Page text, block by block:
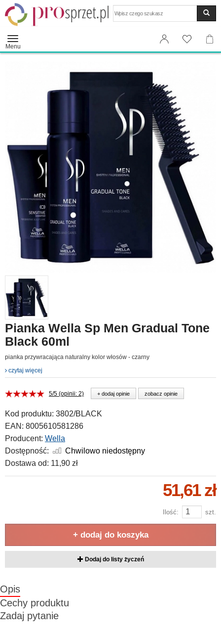
Menu
Pianka Wella Sp Men Gradual Tone
Black 60ml
pianka przywracająca naturalny kolor włosów - czarny
czytaj więcej
5/5 (opinii: 2) + dodaj opinie zobacz opinie
Kod produktu: 3802/BLACK
EAN: 8005610581286
Producent: Wella
Dostępność:
Chwilowo niedostępny
Dostawa od: 11,90 zł
51,61 zł
Ilość: szt.
+ dodaj do koszyka
Dodaj do listy życzeń
Opis
Cechy produktu
Zadaj pytanie